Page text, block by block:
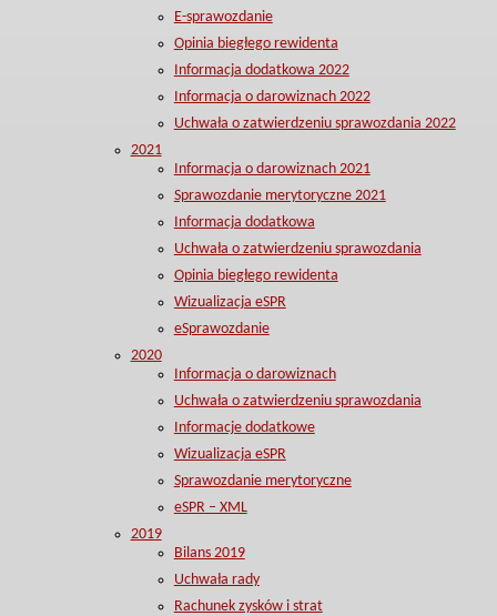
E-sprawozdanie
Opinia biegłego rewidenta
Informacja dodatkowa 2022
Informacja o darowiznach 2022
Uchwała o zatwierdzeniu sprawozdania 2022
2021
Informacja o darowiznach 2021
Sprawozdanie merytoryczne 2021
Informacja dodatkowa
Uchwała o zatwierdzeniu sprawozdania
Opinia biegłego rewidenta
Wizualizacja eSPR
eSprawozdanie
2020
Informacja o darowiznach
Uchwała o zatwierdzeniu sprawozdania
Informacje dodatkowe
Wizualizacja eSPR
Sprawozdanie merytoryczne
eSPR – XML
2019
Bilans 2019
Uchwała rady
Rachunek zysków i strat